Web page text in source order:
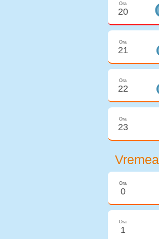
Ora
20
Ora
21
Ora
22
Ora
23
Ora
0
Ora
1